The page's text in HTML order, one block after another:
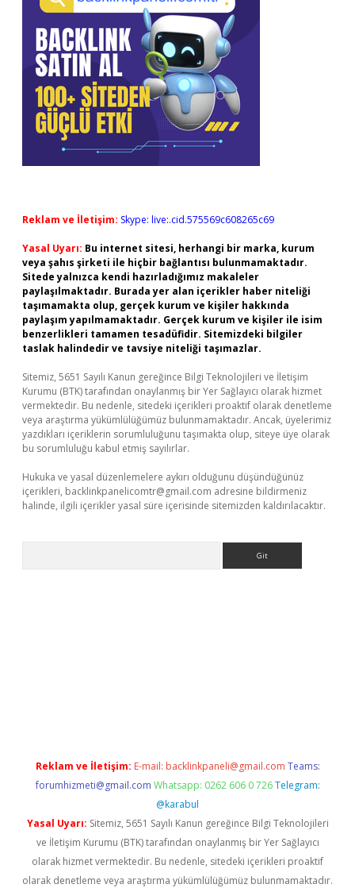
Reklam ve İletişim: Skype: live:.cid.575569c608265c69
Yasal Uyarı: Bu internet sitesi, herhangi bir marka, kurum
veya şahıs şirketi ile hiçbir bağlantısı bulunmamaktadır.
Sitede yalnızca kendi hazırladığımız makaleler
paylaşılmaktadır. Burada yer alan içerikler haber niteliği
taşımamakta olup, gerçek kurum ve kişiler hakkında
paylaşım yapılmamaktadır. Gerçek kurum ve kişiler ile isim
benzerlikleri tamamen tesadüfidir. Sitemizdeki bilgiler
taslak halindedir ve tavsiye niteliği taşımazlar.
Sitemiz, 5651 Sayılı Kanun gereğince Bilgi Teknolojileri ve İletişim
Kurumu (BTK) tarafından onaylanmış bir Yer Sağlayıcı olarak hizmet
vermektedir. Bu nedenle, sitedeki içerikleri proaktif olarak denetleme
veya araştırma yükümlülüğümüz bulunmamaktadır. Ancak, üyelerimiz
yazdıkları içeriklerin sorumluluğunu taşımakta olup, siteye üye olarak
bu sorumluluğu kabul etmiş sayılırlar.
Hukuka ve yasal düzenlemelere aykırı olduğunu düşündüğünüz
içerikleri, backlinkpanelicomtr@gmail.com adresine bildirmeniz
halinde, ilgili içerikler yasal süre içerisinde sitemizden kaldırılacaktır.
Reklam ve İletişim: E-mail: backlinkpaneli@gmail.com Teams:
forumhizmeti@gmail.com Whatsapp: 0262 606 0 726 Telegram:
@karabul
Yasal Uyarı: Sitemiz, 5651 Sayılı Kanun gereğince Bilgi Teknolojileri
ve İletişim Kurumu (BTK) tarafından onaylanmış bir Yer Sağlayıcı
olarak hizmet vermektedir. Bu nedenle, sitedeki içerikleri proaktif
olarak denetleme veya araştırma yükümlülüğümüz bulunmamaktadır.